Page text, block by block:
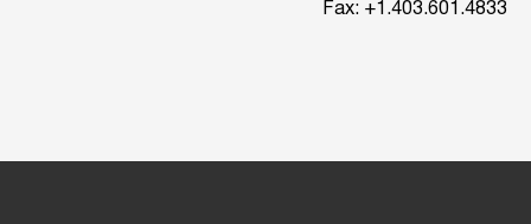
Fax: +1.403.601.4833